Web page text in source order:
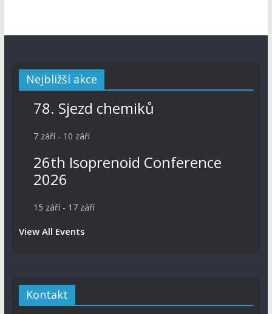
Nejbližší akce
78. Sjezd chemiků
7 září- 10 září
26th Isoprenoid Conference
2026
15 září- 17 září
View All Events
Kontakt